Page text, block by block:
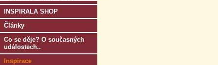
INSPIRALA SHOP
Články
Co se děje? O současných
událostech..
Inspirace